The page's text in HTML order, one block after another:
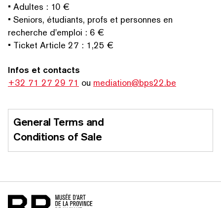
• Adultes : 10 €
• Seniors, étudiants, profs et personnes en
recherche d'emploi : 6 €
• Ticket Article 27 : 1,25 €
Infos et contacts
+32 71 27 29 71 ou mediation@bps22.be
General Terms and
Conditions of Sale
Home